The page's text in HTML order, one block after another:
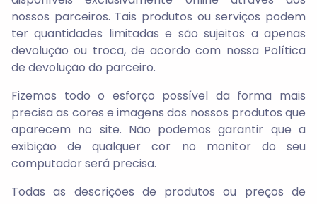
nossos parceiros. Tais produtos ou serviços podem
ter quantidades limitadas e são sujeitos a apenas
devolução ou troca, de acordo com nossa Política
de devolução do parceiro.
Fizemos todo o esforço possível da forma mais
precisa as cores e imagens dos nossos produtos que
aparecem no site. Não podemos garantir que a
exibição de qualquer cor no monitor do seu
computador será precisa.
Todas as descrições de produtos ou preços de